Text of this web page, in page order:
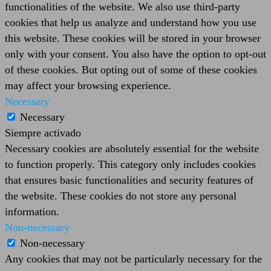
functionalities of the website. We also use third-party
cookies that help us analyze and understand how you use
this website. These cookies will be stored in your browser
only with your consent. You also have the option to opt-out
of these cookies. But opting out of some of these cookies
may affect your browsing experience.
Necessary
Necessary
Siempre activado
Necessary cookies are absolutely essential for the website
to function properly. This category only includes cookies
that ensures basic functionalities and security features of
the website. These cookies do not store any personal
information.
Non-necessary
Non-necessary
Any cookies that may not be particularly necessary for the